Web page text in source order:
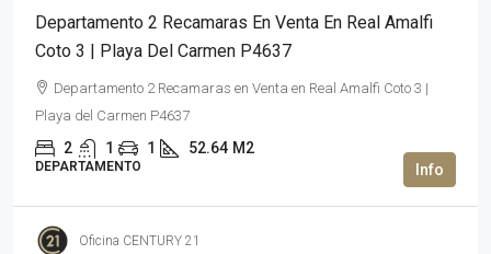
Departamento 2 Recamaras En Venta En Real Amalfi
Coto 3 | Playa Del Carmen P4637
Departamento 2 Recamaras en Venta en Real Amalfi Coto 3 |
Playa del Carmen P4637
2 1 1 52.64 M2
DEPARTAMENTO
Oficina CENTURY 21